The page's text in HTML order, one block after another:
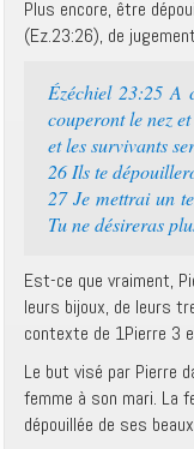
Plus encore, être
(Ez.23:26), de
Ézéchiel 23:25 A
couperont le nez
et les survivants
26 Ils te
27 Je mettrai un
Tu ne désireras
Est-ce que vraiment,
leurs bijoux, de leurs
contexte de 1Pierre 3
Le but visé par Pierre
femme à son mari. La
dépouillée de ses